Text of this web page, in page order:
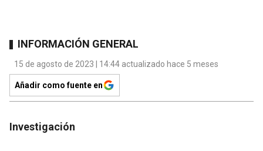
INFORMACIÓN GENERAL
15 de agosto de 2023 | 14:44 actualizado hace 5 meses
Añadir como fuente en
Investigación